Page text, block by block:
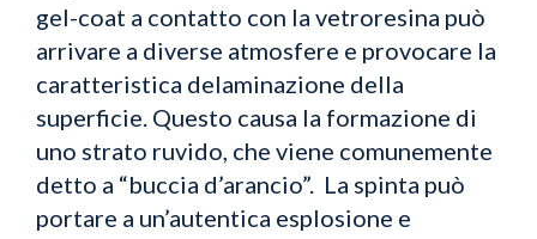
gel-coat a contatto con la vetroresina può
arrivare a diverse atmosfere e provocare la
caratteristica delaminazione della
superficie. Questo causa la formazione di
uno strato ruvido, che viene comunemente
detto a “buccia d’arancio”. La spinta può
portare a un’autentica esplosione e